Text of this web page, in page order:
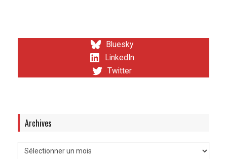
Bluesky
LinkedIn
Twitter
Archives